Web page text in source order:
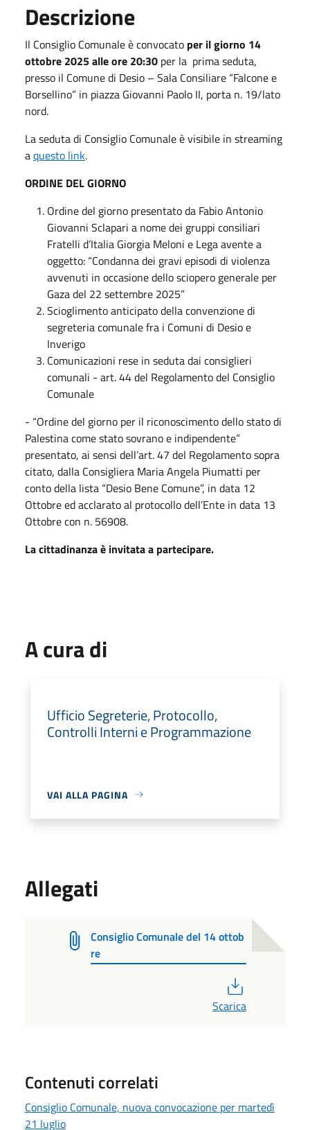
Descrizione
Il Consiglio Comunale è convocato per il giorno 14
ottobre 2025 alle ore 20:30 per la prima seduta,
presso il Comune di Desio – Sala Consiliare “Falcone e
Borsellino” in piazza Giovanni Paolo II, porta n. 19/lato
nord.
La seduta di Consiglio Comunale è visibile in streaming
aquesto link.
ORDINE DEL GIORNO
Ordine del giorno presentato da Fabio Antonio
Giovanni Sclapari a nome dei gruppi consiliari
Fratelli d’Italia Giorgia Meloni e Lega avente a
oggetto: “Condanna dei gravi episodi di violenza
avvenuti in occasione dello sciopero generale per
Gaza del 22 settembre 2025”
Scioglimento anticipato della convenzione di
segreteria comunale fra i Comuni di Desio e
Inverigo
Comunicazioni rese in seduta dai consiglieri
comunali - art. 44 del Regolamento del Consiglio
Comunale
- “Ordine del giorno per il riconoscimento dello stato di
Palestina come stato sovrano e indipendente”
presentato, ai sensi dell’art. 47 del Regolamento sopra
citato, dalla Consigliera Maria Angela Piumatti per
conto della lista “Desio Bene Comune”, in data 12
Ottobre ed acclarato al protocollo dell’Ente in data 13
Ottobre con n. 56908.
La cittadinanza è invitata a partecipare.
A cura di
Ufficio Segreterie, Protocollo,
Controlli Interni e Programmazione
VAI ALLA PAGINA
Allegati
Consiglio Comunale del 14 ottob
re
Scarica
Contenuti correlati
Consiglio Comunale, nuova convocazione per martedì
21 luglio